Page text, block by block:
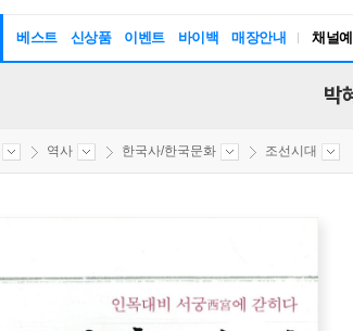
베스트 신상품 이벤트 바이백 매장안내 채널
박
역사 한국사/한국문화 조선시대